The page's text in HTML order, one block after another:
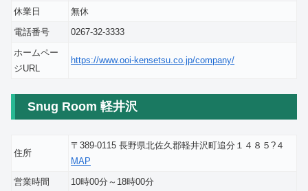
休業日
無休
電話番号
0267-32-3333
ホームペー
ジURL
https://www.ooi-kensetsu.co.jp/company/
Snug Room 軽井沢
住所
〒389-0115 長野県北佐久郡軽井沢町追分１４８５?４
MAP
営業時間
10時00分～18時00分